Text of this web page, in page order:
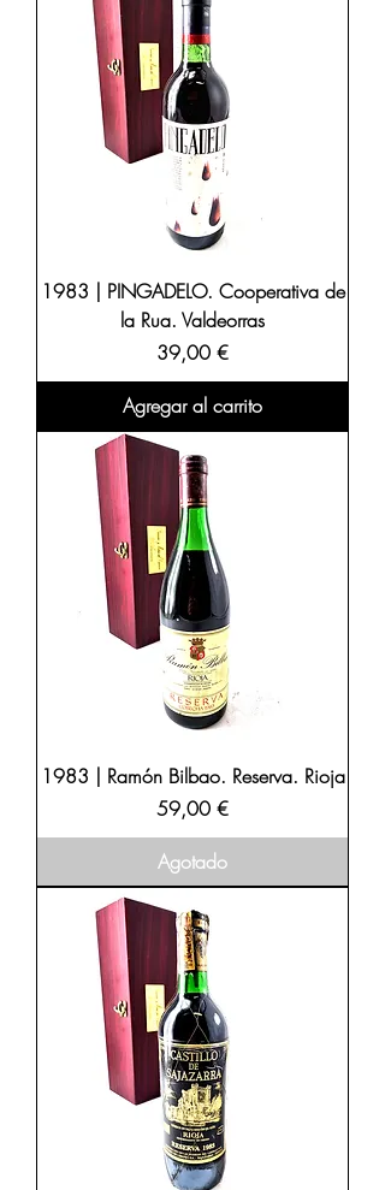
1983 | PINGADELO. Cooperativa de
la Rua. Valdeorras
Precio
39,00 €
Agregar al carrito
1983 | Ramón Bilbao. Reserva. Rioja
Precio
59,00 €
Agotado